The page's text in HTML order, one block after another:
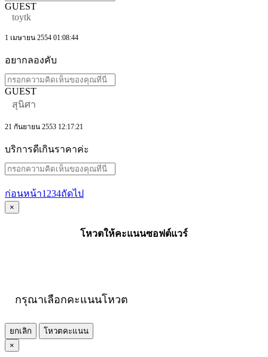
GUEST
toytk
1 เมษายน 2554 01:08:44
อยากลองคับ
GUEST
สุนิศา
21 กันยายน 2553 12:17:21
บริการดีเกินราคาค่ะ
ก่อนหน้า1 234ถัดไป
×
โหวตให้คะแนนซอฟต์แวร์
กรุณาเลือกคะแนนโหวต
ยกเลิก
โหวตคะแนน
×